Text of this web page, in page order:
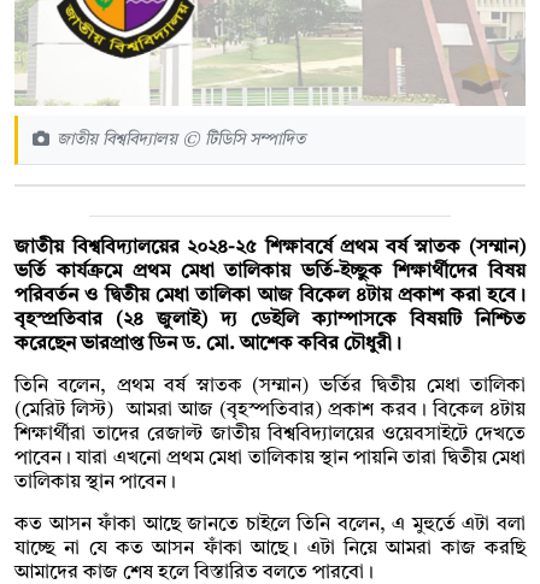
জাতীয় বিশ্ববিদ্যালয় © টিডিসি সম্পাদিত
জাতীয় বিশ্ববিদ্যালয়ের ২০২৪-২৫ শিক্ষাবর্ষে প্রথম বর্ষ স্নাতক (সম্মান)
ভর্তি কার্যক্রমে প্রথম মেধা তালিকায় ভর্তি-ইচ্ছুক শিক্ষার্থীদের বিষয়
পরিবর্তন ও দ্বিতীয় মেধা তালিকা আজ বিকেল ৪টায় প্রকাশ করা হবে।
বৃহস্প্রতিবার (২৪ জুলাই) দ্য ডেইলি ক্যাম্পাসকে বিষয়টি নিশ্চিত
করেছেন ভারপ্রাপ্ত ডিন ড. মো. আশেক কবির চৌধুরী।
তিনি বলেন, প্রথম বর্ষ স্নাতক (সম্মান) ভর্তির দ্বিতীয় মেধা তালিকা
(মেরিট লিস্ট) আমরা আজ (বৃহস্পতিবার) প্রকাশ করব। বিকেল ৪টায়
শিক্ষার্থীরা তাদের রেজাল্ট জাতীয় বিশ্ববিদ্যালয়ের ওয়েবসাইটে দেখতে
পাবেন। যারা এখনো প্রথম মেধা তালিকায় স্থান পায়নি তারা দ্বিতীয় মেধা
তালিকায় স্থান পাবেন।
কত আসন ফাঁকা আছে জানতে চাইলে তিনি বলেন, এ মুহুর্তে এটা বলা
যাচ্ছে না যে কত আসন ফাঁকা আছে। এটা নিয়ে আমরা কাজ করছি
আমাদের কাজ শেষ হলে বিস্তারিত বলতে পারবো।